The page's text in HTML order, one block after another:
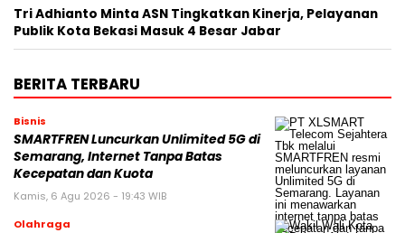
Tri Adhianto Minta ASN Tingkatkan Kinerja, Pelayanan
Publik Kota Bekasi Masuk 4 Besar Jabar
BERITA TERBARU
Bisnis
SMARTFREN Luncurkan Unlimited 5G di
Semarang, Internet Tanpa Batas
Kecepatan dan Kuota
Kamis, 6 Agu 2026 - 19:43 WIB
Olahraga